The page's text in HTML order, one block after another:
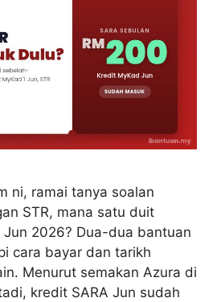
ni, ramai tanya soalan
STR, mana satu duit
2026? Dua-dua bantuan
cara bayar dan tarikh
Menurut semakan Azura di
kredit SARA Jun sudah